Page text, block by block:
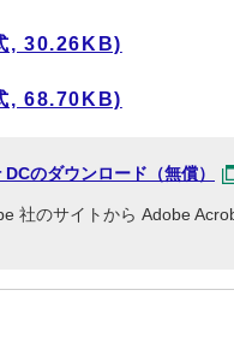
, 30.26KB)
, 68.70KB)
のダウンロード（無償）
社のサイトから Adobe